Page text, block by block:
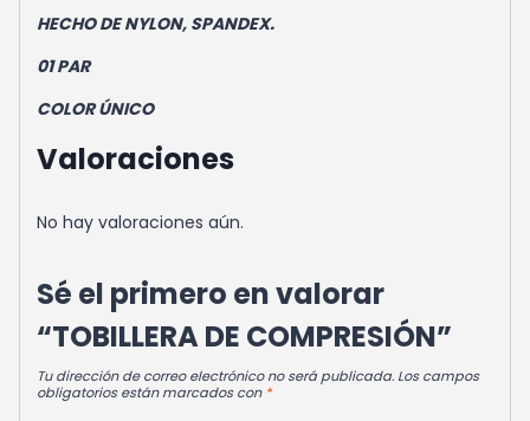
HECHO DE NYLON, SPANDEX.
01 PAR
COLOR ÚNICO
Valoraciones
No hay valoraciones aún.
Sé el primero en valorar
“TOBILLERA DE COMPRESIÓN”
Tu dirección de correo electrónico no será publicada. Los campos
obligatorios están marcados con *